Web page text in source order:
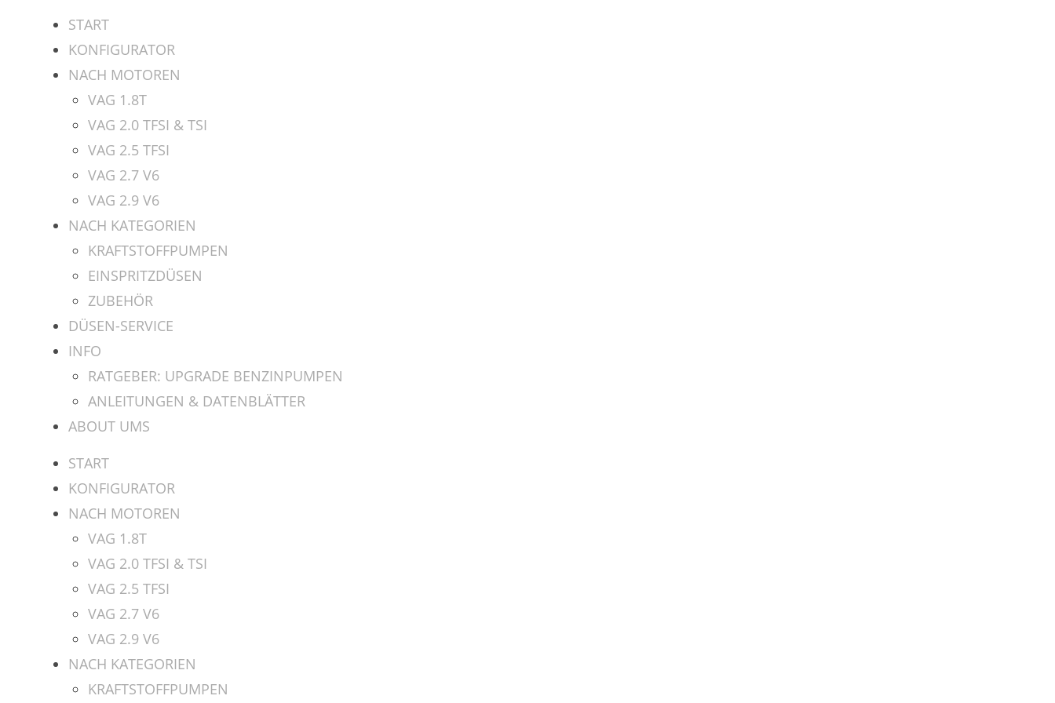
START
KONFIGURATOR
NACH MOTOREN
VAG 1.8T
VAG 2.0 TFSI & TSI
VAG 2.5 TFSI
VAG 2.7 V6
VAG 2.9 V6
NACH KATEGORIEN
KRAFTSTOFFPUMPEN
EINSPRITZDÜSEN
ZUBEHÖR
DÜSEN-SERVICE
INFO
RATGEBER: UPGRADE BENZINPUMPEN
ANLEITUNGEN & DATENBLÄTTER
ABOUT UMS
START
KONFIGURATOR
NACH MOTOREN
VAG 1.8T
VAG 2.0 TFSI & TSI
VAG 2.5 TFSI
VAG 2.7 V6
VAG 2.9 V6
NACH KATEGORIEN
KRAFTSTOFFPUMPEN